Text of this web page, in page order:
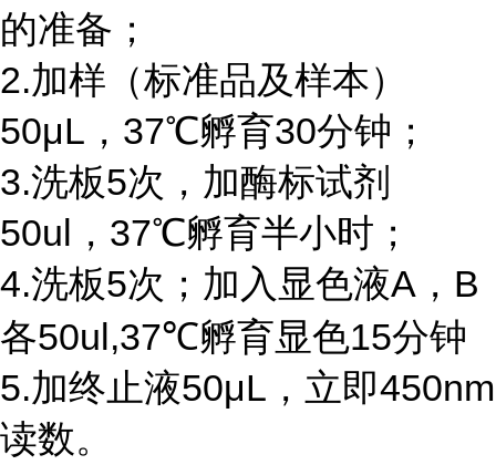
的准备；
2.加样（标准品及样本）
50μL，37℃孵育30分钟；
3.洗板5次，加酶标试剂
50ul，37℃孵育半小时；
4.洗板5次；加入显色液A，B
各50ul,37℃孵育显色15分钟
5.加终止液50μL，立即450nm
读数。